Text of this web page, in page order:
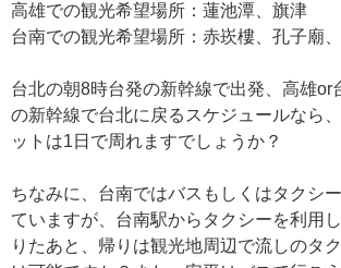
高雄での観光希望場所：蓮池潭、旗津
台南での観光希望場所：赤崁樓、孔子廟
台北の朝8時台発の新幹線で出発、高雄or
の新幹線で台北に戻るスケジュールなら
ットは1日で周れますでしょうか？
ちなみに、台南ではバスもしくはタクシ
ていますが、台南駅からタクシーを利用
りたあと、帰りは観光地周辺で流しのタ